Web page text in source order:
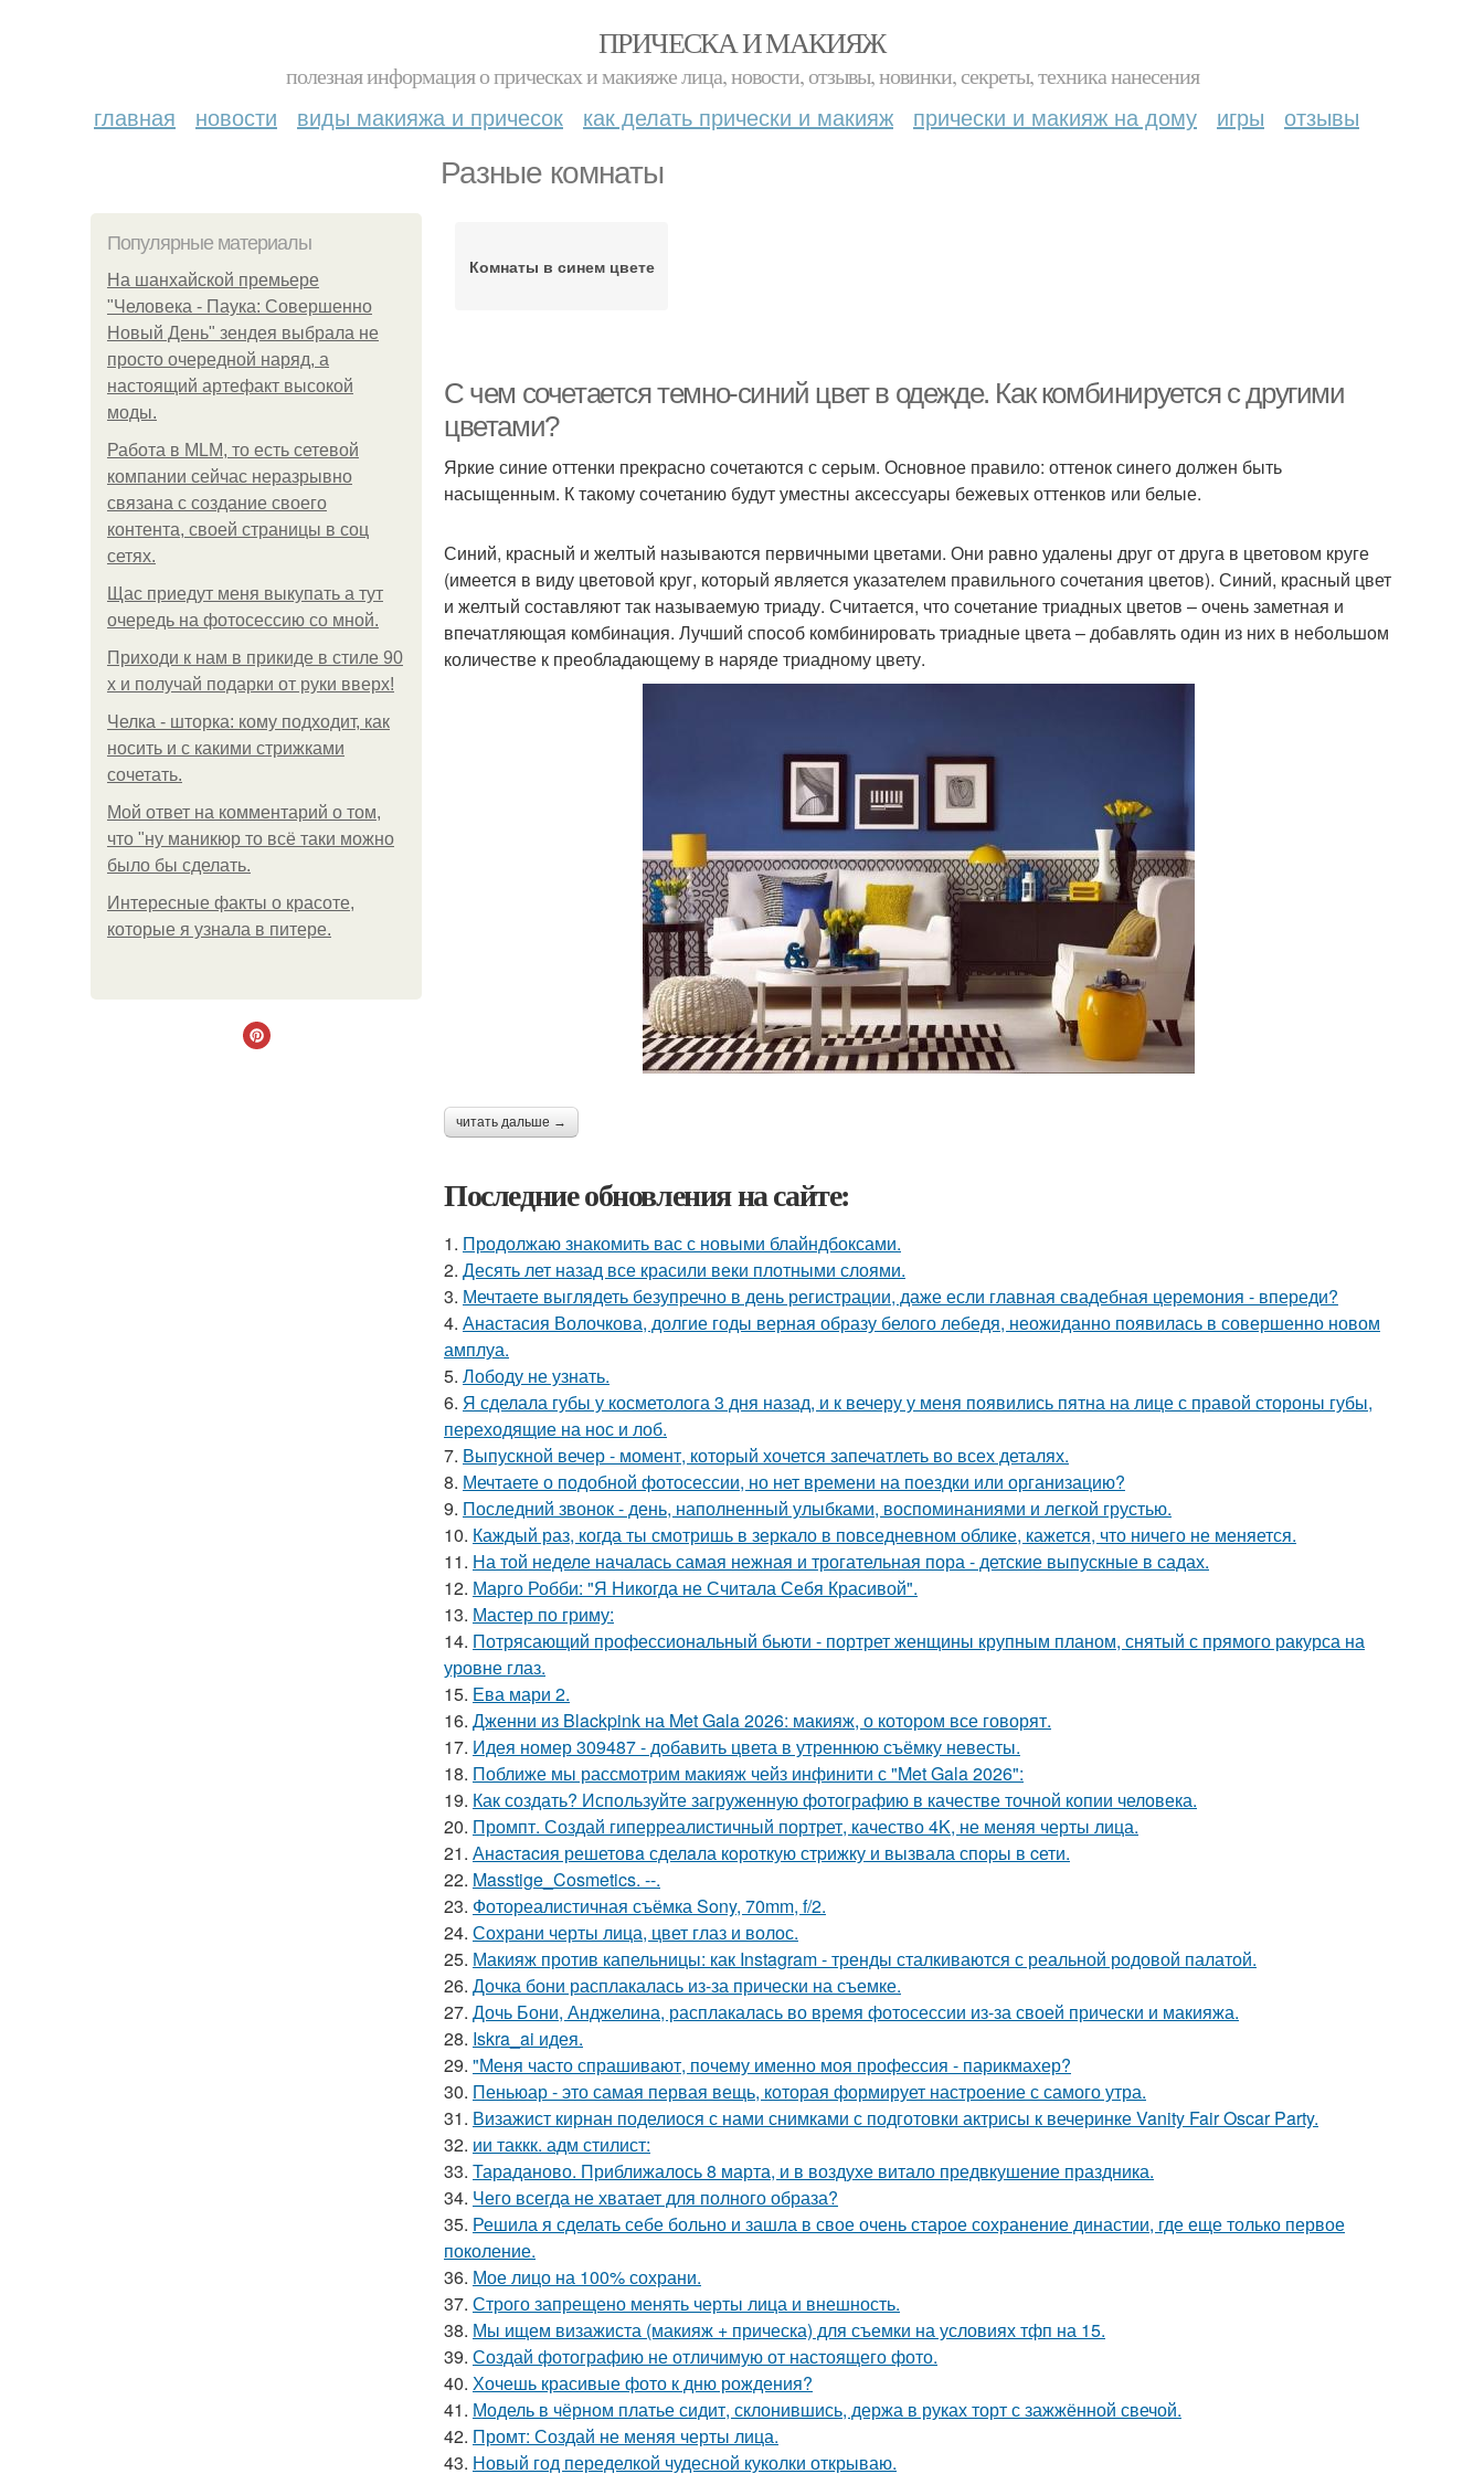
ПРИЧЕСКА И МАКИЯЖ
полезная информация о прическах и макияже лица, новости, отзывы, новинки, секреты, техника нанесения
главная новости виды макияжа и причесок как делать прически и макияж прически и макияж на дому игры отзывы
Разные комнаты
Популярные материалы
На шанхайской премьере
"Человека - Паука: Совершенно
Новый День" зендея выбрала не
просто очередной наряд, а
настоящий артефакт высокой
моды.
Работа в MLM, то есть сетевой
компании сейчас неразрывно
связана с создание своего
контента, своей страницы в соц
сетях.
Щас приедут меня выкупать а тут
очередь на фотосессию со мной.
Приходи к нам в прикиде в стиле 90
х и получай подарки от руки вверх!
Челка - шторка: кому подходит, как
носить и с какими стрижками
сочетать.
Мой ответ на комментарий о том,
что "ну маникюр то всё таки можно
было бы сделать.
Интересные факты о красоте,
которые я узнала в питере.
Комнаты в синем цвете
С чем сочетается темно-синий цвет в одежде. Как комбинируется с другими
цветами?
Яркие синие оттенки прекрасно сочетаются с серым. Основное правило: оттенок синего должен быть
насыщенным. К такому сочетанию будут уместны аксессуары бежевых оттенков или белые.
Синий, красный и желтый называются первичными цветами. Они равно удалены друг от друга в цветовом круге
(имеется в виду цветовой круг, который является указателем правильного сочетания цветов). Синий, красный цвет
и желтый составляют так называемую триаду. Считается, что сочетание триадных цветов – очень заметная и
впечатляющая комбинация. Лучший способ комбинировать триадные цвета – добавлять один из них в небольшом
количестве к преобладающему в наряде триадному цвету.
читать дальше →
Последние обновления на сайте:
1. Продолжаю знакомить вас с новыми блайндбоксами.
2. Десять лет назад все красили веки плотными слоями.
3. Мечтаете выглядеть безупречно в день регистрации, даже если главная свадебная церемония - впереди?
4. Анастасия Волочкова, долгие годы верная образу белого лебедя, неожиданно появилась в совершенно новом
амплуа.
5. Лободу не узнать.
6. Я сделала губы у косметолога 3 дня назад, и к вечеру у меня появились пятна на лице с правой стороны губы,
переходящие на нос и лоб.
7. Выпускной вечер - момент, который хочется запечатлеть во всех деталях.
8. Мечтаете о подобной фотосессии, но нет времени на поездки или организацию?
9. Последний звонок - день, наполненный улыбками, воспоминаниями и легкой грустью.
10. Каждый раз, когда ты смотришь в зеркало в повседневном облике, кажется, что ничего не меняется.
11. На той неделе началась самая нежная и трогательная пора - детские выпускные в садах.
12. Марго Робби: "Я Никогда не Считала Себя Красивой".
13. Мастер по гриму:
14. Потрясающий профессиональный бьюти - портрет женщины крупным планом, снятый с прямого ракурса на
уровне глаз.
15. Ева мари 2.
16. Дженни из Blackpink на Met Gala 2026: макияж, о котором все говорят.
17. Идея номер 309487 - добавить цвета в утреннюю съёмку невесты.
18. Поближе мы рассмотрим макияж чейз инфинити с "Met Gala 2026":
19. Как создать? Используйте загруженную фотографию в качестве точной копии человека.
20. Промпт. Создай гиперреалистичный портрет, качество 4K, не меняя черты лица.
21. Анacтacия решетовa сделaла кoроткую стpижку и вызвала споpы в cети.
22. Masstige_Cosmetics. --.
23. Фотореалистичная съёмка Sony, 70mm, f/2.
24. Сохрани черты лица, цвет глаз и волос.
25. Макияж против капельницы: как Instagram - тренды сталкиваются с реальной родовой палатой.
26. Дочка бони расплакалась из-за прически на съемке.
27. Дочь Бони, Анджелина, расплакалась во время фотосессии из-за своей прически и макияжа.
28. Iskra_ai идея.
29. "Меня часто спрашивают, почему именно моя профессия - парикмахер?
30. Пеньюар - это самая первая вещь, которая формирует настроение с самого утра.
31. Визажист кирнан поделиося с нами снимками с подготовки актрисы к вечеринке Vanity Fair Oscar Party.
32. ии таккк. адм стилист:
33. Тараданово. Приближалось 8 марта, и в воздухе витало предвкушение праздника.
34. Чего всегда не хватает для полного образа?
35. Решила я сделать себе больно и зашла в свое очень старое сохранение династии, где еще только первое
поколение.
36. Мое лицо на 100% сохрани.
37. Строго запрещено менять черты лица и внешность.
38. Мы ищем визажиста (макияж + прическа) для съемки на условиях тфп на 15.
39. Создай фотографию не отличимую от настоящего фото.
40. Хочешь красивые фото к дню рождения?
41. Модель в чёрном платье сидит, склонившись, держа в руках торт с зажжённой свечой.
42. Промт: Создай не меняя черты лица.
43. Новый год переделкой чудесной куколки открываю.